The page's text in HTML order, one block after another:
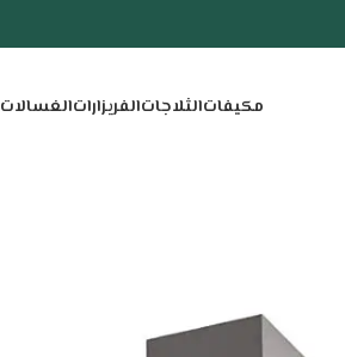
مكيفاتالثلاجاتالفريزاراتالغسالات